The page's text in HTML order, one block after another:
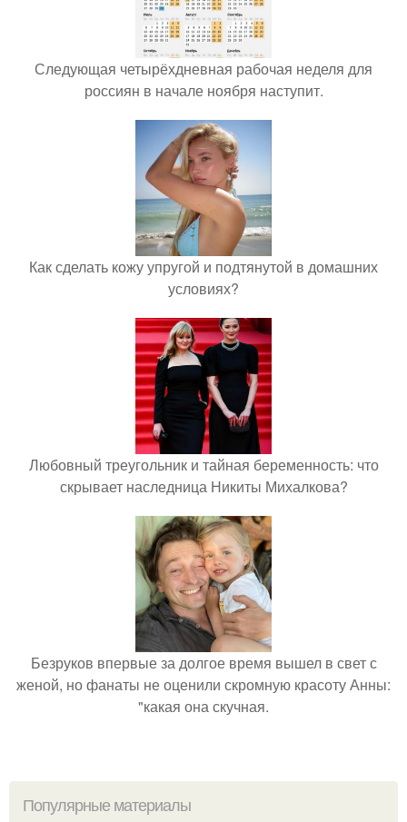
Следующая четырёхдневная рабочая неделя для
россиян в начале ноября наступит.
Как сделать кожу упругой и подтянутой в домашних
условиях?
Любовный треугольник и тайная беременность: что
скрывает наследница Никиты Михалкова?
Безруков впервые за долгое время вышел в свет с
женой, но фанаты не оценили скромную красоту Анны:
"какая она скучная.
Популярные материалы